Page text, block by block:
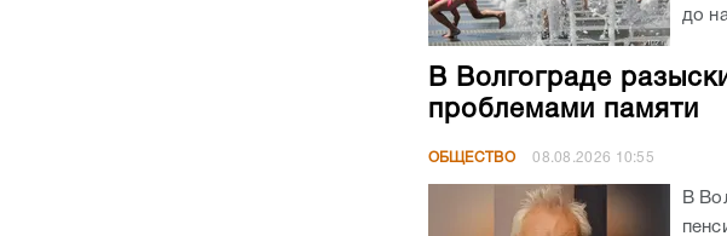
до
В Волгограде
проблемами памяти
ОБЩЕСТВО 08.08.2026 10:55
В